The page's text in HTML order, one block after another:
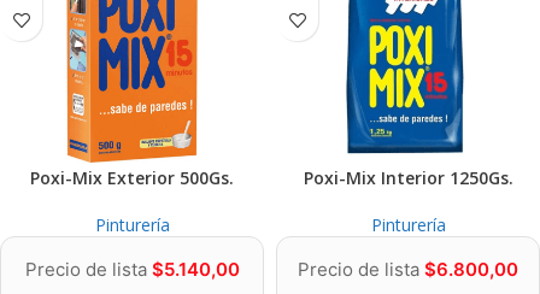
Poxi-Mix Exterior 500Gs.
Pinturería
Precio de lista $5.140,00
Poxi-Mix Interior 1250Gs.
Pinturería
Precio de lista $6.800,00